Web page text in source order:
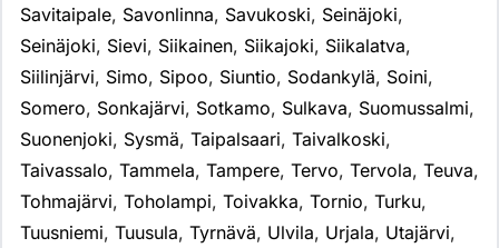
Savitaipale, Savonlinna, Savukoski, Seinäjoki,
Seinäjoki, Sievi, Siikainen, Siikajoki, Siikalatva,
Siilinjärvi, Simo, Sipoo, Siuntio, Sodankylä, Soini,
Somero, Sonkajärvi, Sotkamo, Sulkava, Suomussalmi,
Suonenjoki, Sysmä, Taipalsaari, Taivalkoski,
Taivassalo, Tammela, Tampere, Tervo, Tervola, Teuva,
Tohmajärvi, Toholampi, Toivakka, Tornio, Turku,
Tuusniemi, Tuusula, Tyrnävä, Ulvila, Urjala, Utajärvi,